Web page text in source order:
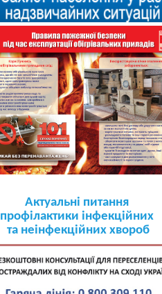
Актуальні питання
профілактики інфекційних
та неінфекційних хвороб